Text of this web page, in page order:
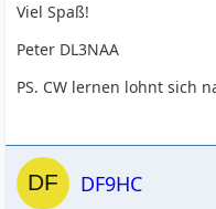
Viel Spaß!
Peter DL3NAA
PS. CW lernen lohnt sich
DF9HC